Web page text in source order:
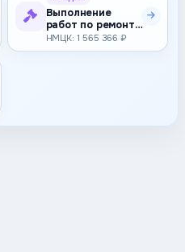
Выполнение
работ по ремонту
пола в рекреации
1 этажа в …
НМЦК: 1 565 366 ₽